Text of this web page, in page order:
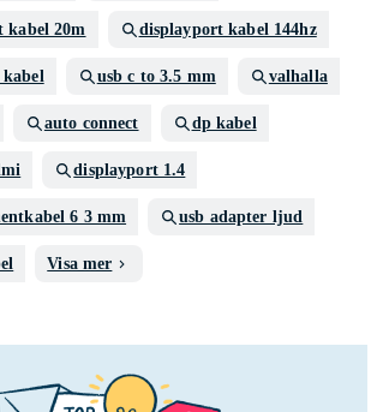
kabel 20m displayport kabel 144hz
kabel usb c to 3.5 mm valhalla
auto connect dp kabel
displayport 1.4
6 3 mm usb adapter ljud
Visa mer